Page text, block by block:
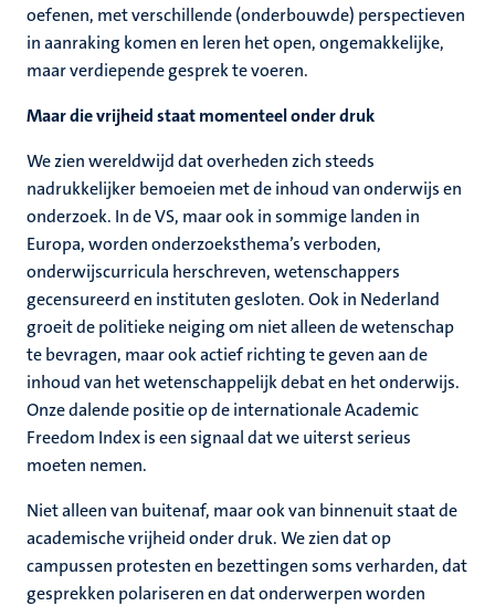
oefenen, met verschillende (onderbouwde) perspectieven
in aanraking komen en leren het open, ongemakkelijke,
maar verdiepende gesprek te voeren.
Maar die vrijheid staat momenteel onder druk
We zien wereldwijd dat overheden zich steeds
nadrukkelijker bemoeien met de inhoud van onderwijs en
onderzoek. In de VS, maar ook in sommige landen in
Europa, worden onderzoeksthema’s verboden,
onderwijscurricula herschreven, wetenschappers
gecensureerd en instituten gesloten. Ook in Nederland
groeit de politieke neiging om niet alleen de wetenschap
te bevragen, maar ook actief richting te geven aan de
inhoud van het wetenschappelijk debat en het onderwijs.
Onze dalende positie op de internationale Academic
Freedom Index is een signaal dat we uiterst serieus
moeten nemen.
Niet alleen van buitenaf, maar ook van binnenuit staat de
academische vrijheid onder druk. We zien dat op
campussen protesten en bezettingen soms verharden, dat
gesprekken polariseren en dat onderwerpen worden